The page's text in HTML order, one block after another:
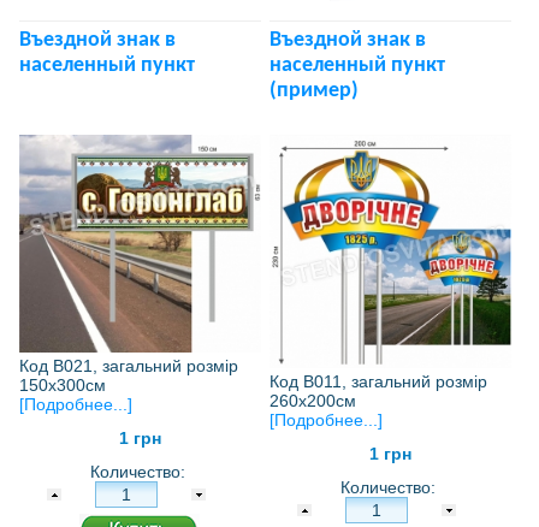
Въездной знак в
населенный пункт
Код В021, загальний розмір
150х300см
[Подробнее...]
1 грн
Количество:
Въездной знак в
населенный пункт
(пример)
Код В011, загальний розмір
260х200см
[Подробнее...]
1 грн
Количество: